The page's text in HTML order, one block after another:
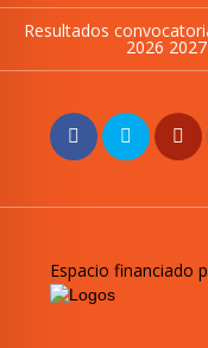
Resultados
2026 2027
Espacio financiado